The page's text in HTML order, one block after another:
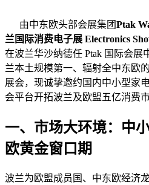
由中东欧头部会展集团Ptak
兰国际消费电子展 Electronics
在波兰华沙纳德任 Ptak 国际会展
兰本土规模第一、辐射全中东欧
展会，现诚挚邀约国内中小型家
会平台开拓波兰及欧盟五亿消费市
一、市场大环境：中
欧黄金窗口期
波兰为欧盟成员国、中东欧经济